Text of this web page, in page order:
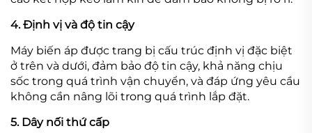
4. Định vị và độ tin cậy
Máy biến áp được trang bị cấu trúc định vị đặc biệt
ở trên và dưới, đảm bảo độ tin cậy, khả năng chịu
sốc trong quá trình vận chuyển, và đáp ứng yêu cầu
không cần nâng lõi trong quá trình lắp đặt.
5. Dây nối thứ cấp